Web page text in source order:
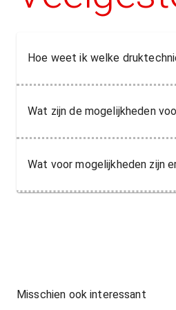
Hoe weet ik welke
Wat zijn de mogelijkheden
Wat voor mogelijkheden zijn
Misschien ook interessant